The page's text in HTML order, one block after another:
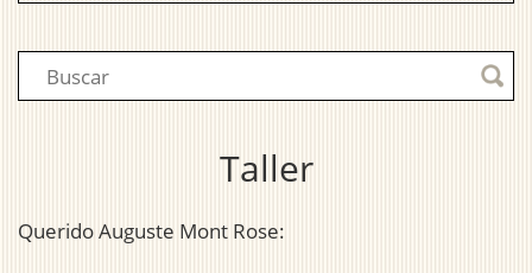
Taller
Querido Auguste Mont Rose: